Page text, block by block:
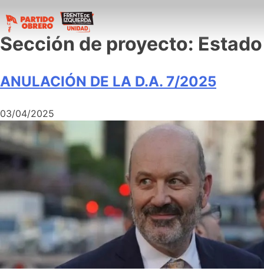
Sección de proyecto: Estado
ANULACIÓN DE LA D.A. 7/2025
03/04/2025